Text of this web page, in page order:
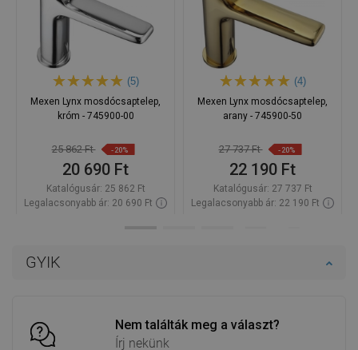
GYIK
Nem találták meg a választ?
Írj nekünk
(5)
Mexen Lynx mosdócsaptelep,
króm - 745900-00
25 862 Ft -20%
20 690 Ft
Katalógusár: 25 862 Ft
Legalacsonyabb ár: 20 690 Ft
(4)
Mexen Lynx mosdócsaptelep,
arany - 745900-50
27 737 Ft -20%
22 190 Ft
Katalógusár: 27 737 Ft
Legalacsonyabb ár: 22 190 Ft